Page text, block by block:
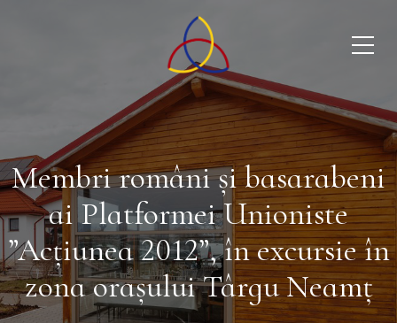
Membri români și basarabeni
ai Platformei Unioniste
”Acțiunea 2012”, în excursie în
zona orașului Târgu Neamț